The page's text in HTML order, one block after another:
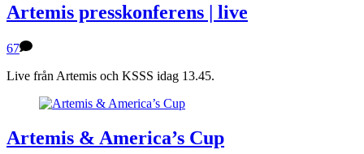
Artemis presskonferens | live
67
Live från Artemis och KSSS idag 13.45.
Artemis & America’s Cup